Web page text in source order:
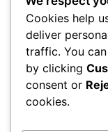
Cara
Kebutuhan
Peran
Penampilan
Panduan
Cookies help
deliver
traffic. You
by clicking
consent or
cookies.